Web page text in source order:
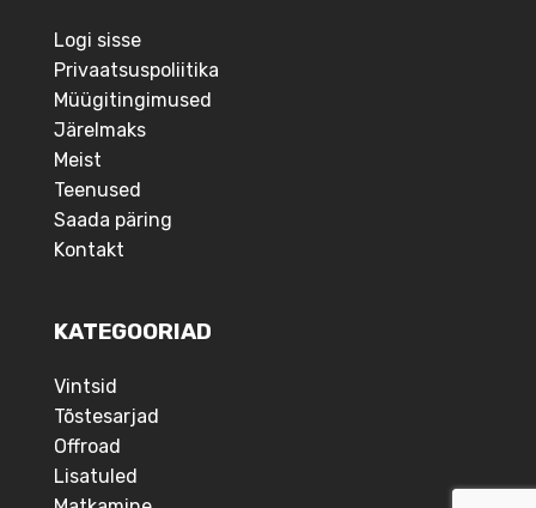
Logi sisse
Privaatsuspoliitika
Müügitingimused
Järelmaks
Meist
Teenused
Saada päring
Kontakt
KATEGOORIAD
Vintsid
Tõstesarjad
Offroad
Lisatuled